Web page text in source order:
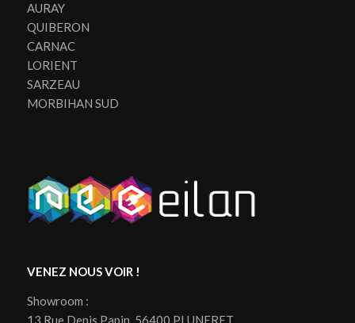
AURAY
QUIBERON
CARNAC
LORIENT
SARZEAU
MORBIHAN SUD
VENEZ NOUS VOIR !
Showroom :
13 Rue Denis Papin, 56400 PLUNERET